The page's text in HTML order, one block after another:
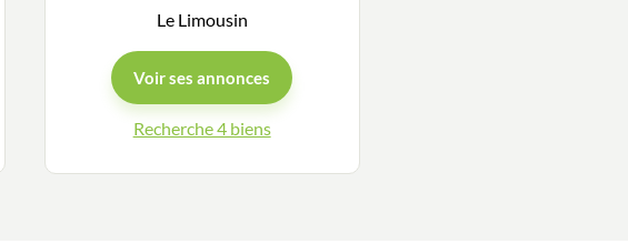
Le Limousin
Voir ses annonces
Recherche 4 biens